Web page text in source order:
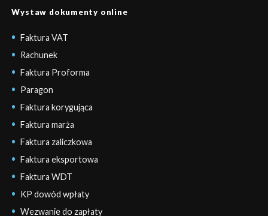
Wystaw dokumenty online
Faktura VAT
Rachunek
Faktura Proforma
Paragon
Faktura korygująca
Faktura marża
Faktura zaliczkowa
Faktura eksportowa
Faktura WDT
KP dowód wpłaty
Wezwanie do zapłaty